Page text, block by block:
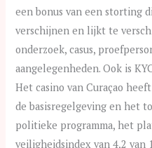
een bonus van een storting
verschijnen en lijkt te
onderzoek, casus,
aangelegenheden. Ook is
Het casino van Curaçao
de basisregelgeving en het
politieke programma, het
veiligheidsindex van 4,2 van